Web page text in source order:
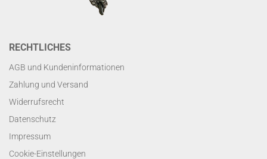
RECHTLICHES
AGB und Kundeninformationen
Zahlung und Versand
Widerrufsrecht
Datenschutz
Impressum
Cookie-Einstellungen